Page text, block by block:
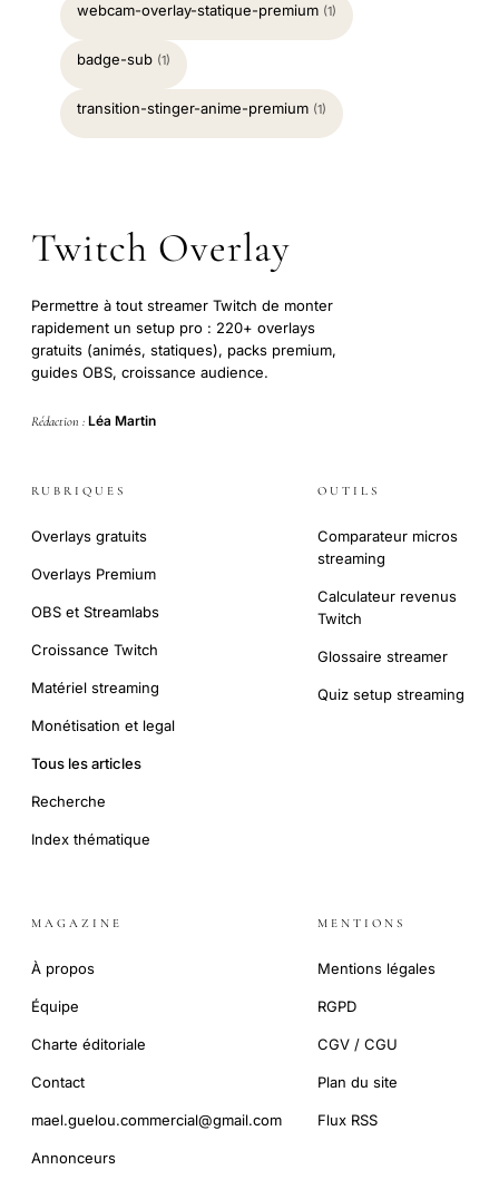
webcam-overlay-statique-premium (1)
badge-sub (1)
transition-stinger-anime-premium (1)
Twitch Overlay
Permettre à tout streamer Twitch de monter
rapidement un setup pro : 220+ overlays
gratuits (animés, statiques), packs premium,
guides OBS, croissance audience.
Rédaction : Léa Martin
RUBRIQUES
Overlays gratuits
Overlays Premium
OBS et Streamlabs
Croissance Twitch
Matériel streaming
Monétisation et legal
Tous les articles
Recherche
Index thématique
OUTILS
Comparateur micros
streaming
Calculateur revenus
Twitch
Glossaire streamer
Quiz setup streaming
MAGAZINE
À propos
Équipe
Charte éditoriale
Contact
mael.guelou.commercial@gmail.com
Annonceurs
MENTIONS
Mentions légales
RGPD
CGV / CGU
Plan du site
Flux RSS